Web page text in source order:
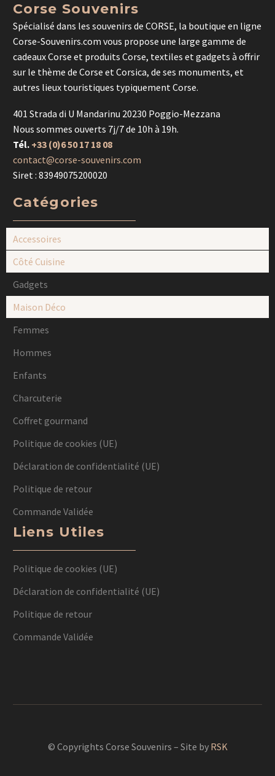
Corse Souvenirs
Spécialisé dans les souvenirs de CORSE, la boutique en ligne
Corse-Souvenirs.com vous propose une large gamme de
cadeaux Corse et produits Corse, textiles et gadgets à offrir
sur le thème de Corse et Corsica, de ses monuments, et
autres lieux touristiques typiquement Corse.
401 Strada di U Mandarinu 20230 Poggio-Mezzana
Nous sommes ouverts 7j/7 de 10h à 19h.
Tél. +33 (0)6 50 17 18 08
contact@corse-souvenirs.com
Siret : 83949075200020
Catégories
Accessoires
Côté Cuisine
Gadgets
Maison Déco
Femmes
Hommes
Enfants
Charcuterie
Coffret gourmand
Politique de cookies (UE)
Déclaration de confidentialité (UE)
Politique de retour
Commande Validée
Liens Utiles
Politique de cookies (UE)
Déclaration de confidentialité (UE)
Politique de retour
Commande Validée
© Copyrights Corse Souvenirs – Site by RSK